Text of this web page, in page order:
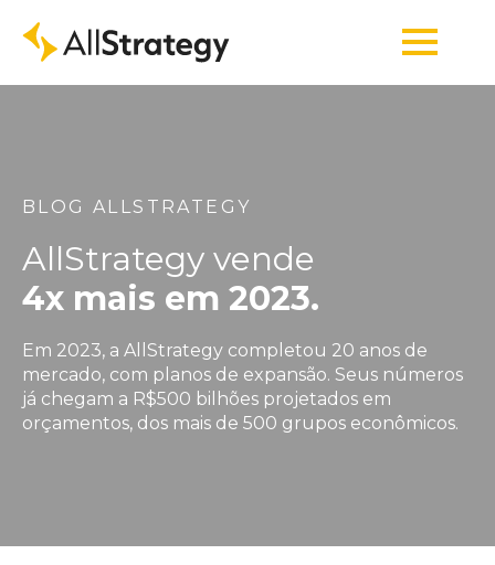
BLOG ALLSTRATEGY
AllStrategy vende
4x mais em 2023.
Em 2023, a AllStrategy completou 20 anos de
mercado, com planos de expansão. Seus números
já chegam a R$500 bilhões projetados em
orçamentos, dos mais de 500 grupos econômicos.